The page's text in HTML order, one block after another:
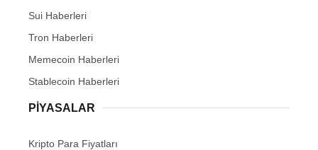
Sui Haberleri
Tron Haberleri
Memecoin Haberleri
Stablecoin Haberleri
PIYASALAR
Kripto Para Fiyatları